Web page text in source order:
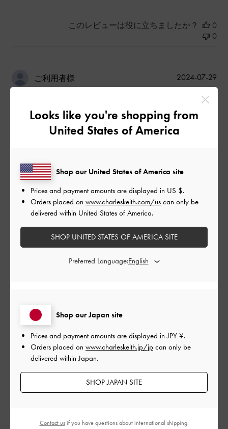
このレビューは役に立ちましたか？
0
0
ご利用者様
サイズ: その他（シューズ以外） |カラー: ブラック系
デザイン
とてもよかった
公
開
2024-07-29
このレビューは役に立ちましたか？
かわいい
Looks like you're shopping from
United States of America
Shop our Japan site
Prices and payment amounts are displayed inJPY ¥.
Orders placed on www.charleskeith.jp/jp can only be
delivered within Japan.
SHOP JAPAN SITE
Shop our United States of America site
Prices and payment amounts are displayed in US $.
Orders placed on www.charleskeith.com/us can only be
delivered within United States of America.
SHOP UNITED STATES OF AMERICA SITE
Preferred Language:
Contact usif you have questions about international shipping.